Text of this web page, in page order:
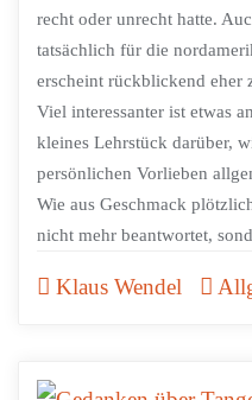
recht oder unrecht hatte.
tatsächlich für die
erscheint rückblickend eher
Viel interessanter ist etwas
kleines Lehrstück darüber,
persönlichen Vorlieben
Wie aus Geschmack
nicht mehr beantwortet,
Klaus Wendel